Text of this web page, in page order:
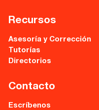
Guía Rápida
Dónde estamos
Cervantes nº21, entlo.
Recursos
Asesoría y Corrección
Tutorías
Directorios
Contacto
Escríbenos